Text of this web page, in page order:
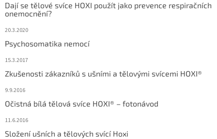
Dají se tělové svíce HOXI použít jako prevence respiračních
onemocnění?
20.3.2020
Psychosomatika nemocí
15.3.2017
Zkušenosti zákazníků s ušními a tělovými svícemi HOXI®
9.9.2016
Očistná bílá tělová svíce HOXI® – fotonávod
11.6.2016
Složení ušních a tělových svící Hoxi